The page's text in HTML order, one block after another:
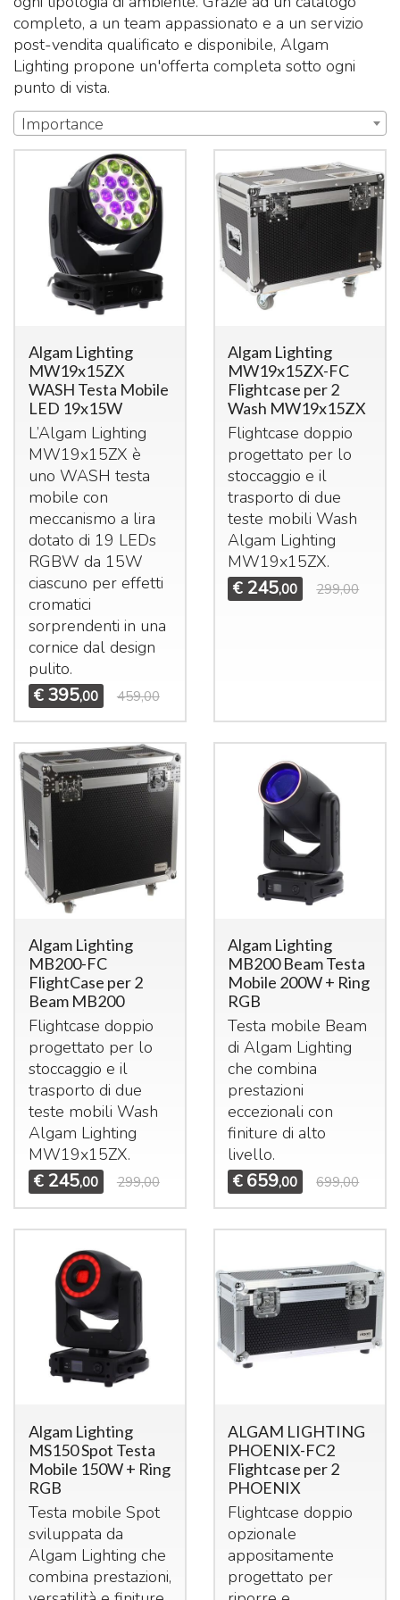
completo, a un team appassionato e a un servizio
post-vendita qualificato e disponibile, Algam
Lighting propone un'offerta completa sotto ogni
punto di vista.
Importance
Algam Lighting
MW19x15ZX
WASH Testa Mobile
LED 19x15W
L’Algam Lighting
MW19x15ZX è
uno WASH testa
mobile con
meccanismo a lira
dotato di 19 LEDs
RGBW da 15W
ciascuno per effetti
cromatici
sorprendenti in una
cornice dal design
pulito.
€ 395,00 459,00
Algam Lighting
MW19x15ZX-FC
Flightcase per 2
Wash MW19x15ZX
Flightcase doppio
progettato per lo
stoccaggio e il
trasporto di due
teste mobili Wash
Algam Lighting
MW19x15ZX.
€ 245,00 299,00
Algam Lighting
MB200-FC
FlightCase per 2
Beam MB200
Flightcase doppio
progettato per lo
stoccaggio e il
trasporto di due
teste mobili Wash
Algam Lighting
MW19x15ZX.
€ 245,00 299,00
Algam Lighting
MB200 Beam Testa
Mobile 200W + Ring
RGB
Testa mobile Beam
di Algam Lighting
che combina
prestazioni
eccezionali con
finiture di alto
livello.
€ 659,00 699,00
Algam Lighting
MS150 Spot Testa
Mobile 150W + Ring
RGB
Testa mobile Spot
sviluppata da
Algam Lighting che
combina prestazioni,
ALGAM LIGHTING
PHOENIX-FC2
Flightcase per 2
PHOENIX
Flightcase doppio
opzionale
appositamente
progettato per